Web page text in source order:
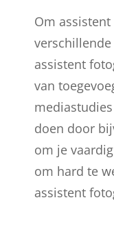
Om
assistent
van
doen door
om je
om hard te
assistent